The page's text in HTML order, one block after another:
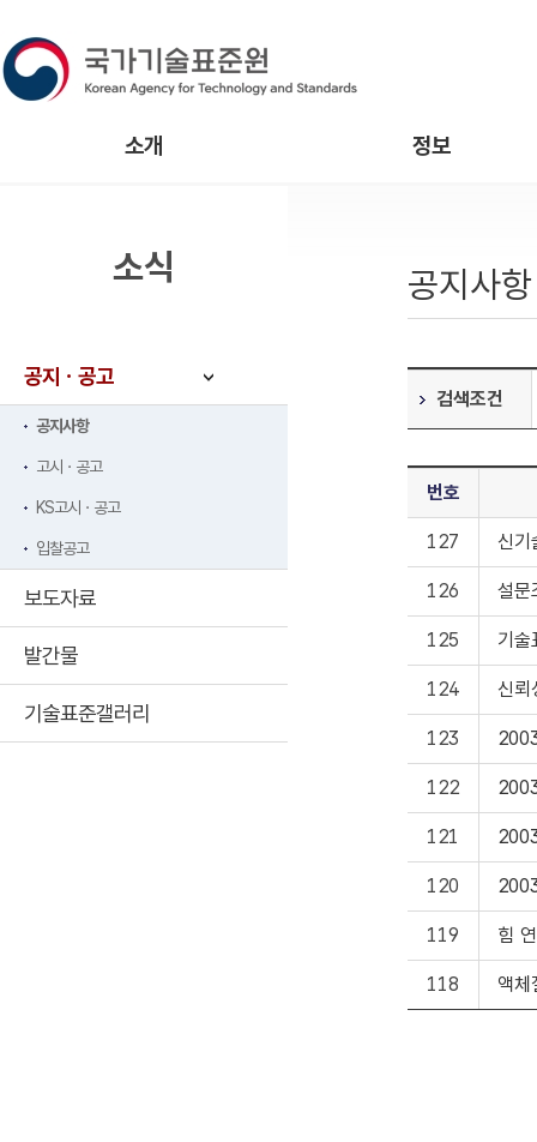
소개 정보
공지사항
검색조건
번호
127 신기
126 설문
125 기술
124 신뢰
123
122
121
120
119 힘
118 액체
소식
공지ㆍ공고
공지사항
고시ㆍ공고
KS고시ㆍ공고
입찰공고
보도자료
발간물
기술표준갤러리